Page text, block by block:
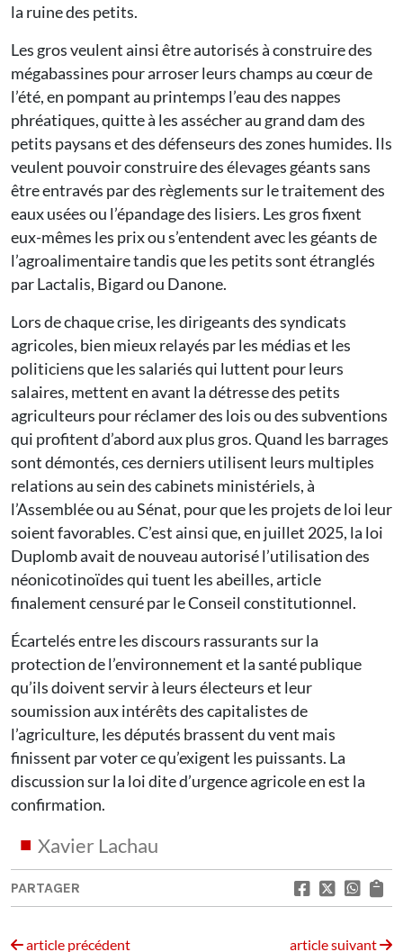
la ruine des petits.
Les gros veulent ainsi être autorisés à construire des
mégabassines pour arroser leurs champs au cœur de
l’été, en pompant au printemps l’eau des nappes
phréatiques, quitte à les assécher au grand dam des
petits paysans et des défenseurs des zones humides. Ils
veulent pouvoir construire des élevages géants sans
être entravés par des règlements sur le traitement des
eaux usées ou l’épandage des lisiers. Les gros fixent
eux-mêmes les prix ou s’entendent avec les géants de
l’agroalimentaire tandis que les petits sont étranglés
par Lactalis, Bigard ou Danone.
Lors de chaque crise, les dirigeants des syndicats
agricoles, bien mieux relayés par les médias et les
politiciens que les salariés qui luttent pour leurs
salaires, mettent en avant la détresse des petits
agriculteurs pour réclamer des lois ou des subventions
qui profitent d’abord aux plus gros. Quand les barrages
sont démontés, ces derniers utilisent leurs multiples
relations au sein des cabinets ministériels, à
l’Assemblée ou au Sénat, pour que les projets de loi leur
soient favorables. C’est ainsi que, en juillet 2025, la loi
Duplomb avait de nouveau autorisé l’utilisation des
néonicotinoïdes qui tuent les abeilles, article
finalement censuré par le Conseil constitutionnel.
Écartelés entre les discours rassurants sur la
protection de l’environnement et la santé publique
qu’ils doivent servir à leurs électeurs et leur
soumission aux intérêts des capitalistes de
l’agriculture, les députés brassent du vent mais
finissent par voter ce qu’exigent les puissants. La
discussion sur la loi dite d’urgence agricole en est la
confirmation.
Xavier Lachau
PARTAGER
article précédent article suivant